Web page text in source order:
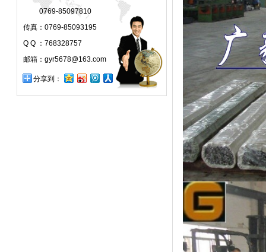
0769-85097810
传真：0769-85093195
Q Q ：768328757
邮箱：gyr5678@163.com
分享到：